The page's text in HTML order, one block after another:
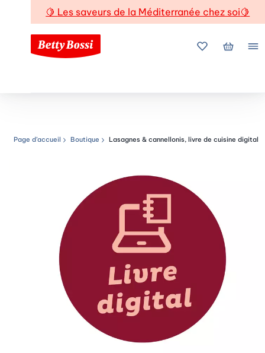
🍋 Les saveurs de la Méditerranée chez soi🍋
Mes favoris
Mon
Chemin de navigation
Page d’accueil Boutique Lasagnes & cannellonis, livre de cuisine digital